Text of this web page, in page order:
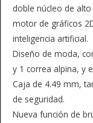
doble núcleo de
motor de gráficos
inteligencia artificial.
Diseño de moda,
y 1 correa alpina, y
Caja de 4.49 mm,
de seguridad.
Nueva función de